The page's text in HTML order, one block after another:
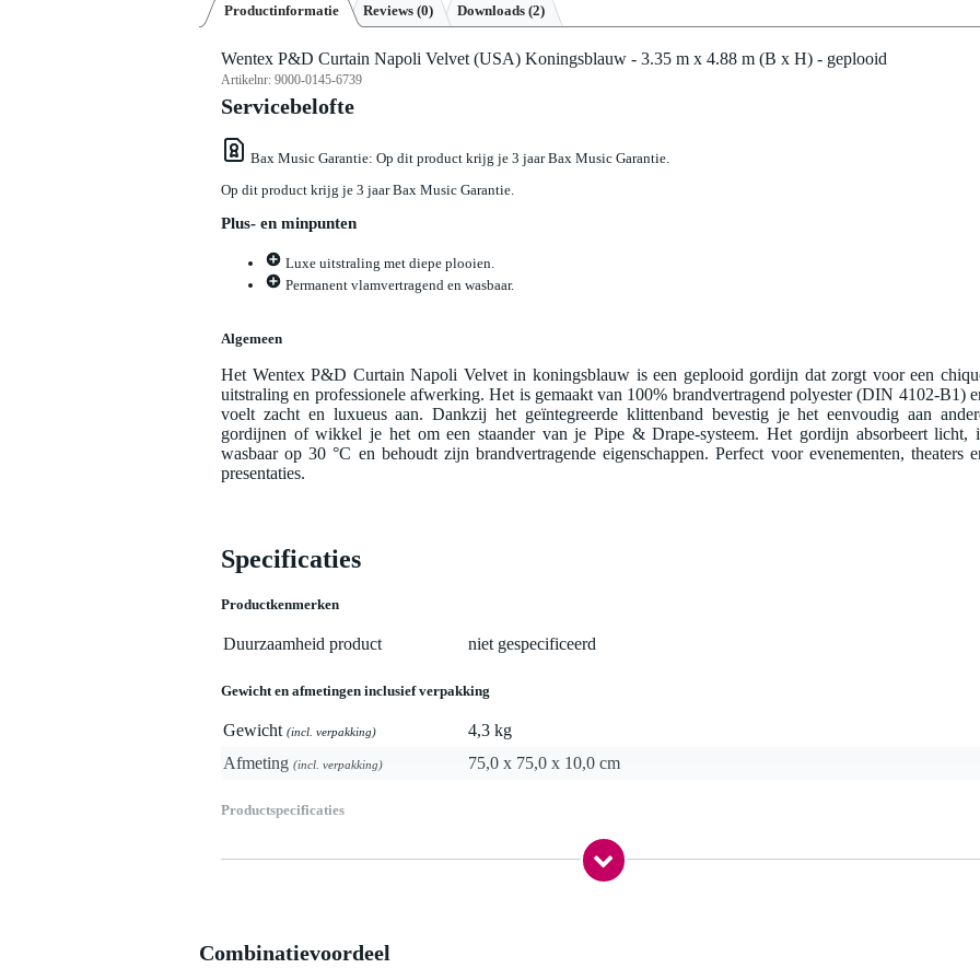
Productinformatie Reviews (0) Downloads (2)
Wentex P&D Curtain Napoli Velvet (USA) Koningsblauw - 3.35 m x 4.88 m (B x H) - geplooid
Artikelnr: 9000-0145-6739
Servicebelofte
Bax Music Garantie: Op dit product krijg je 3 jaar Bax Music Garantie.
Op dit product krijg je 3 jaar Bax Music Garantie.
Plus- en minpunten
Luxe uitstraling met diepe plooien.
Permanent vlamvertragend en wasbaar.
Algemeen
Het Wentex P&D Curtain Napoli Velvet in koningsblauw is een geplooid gordijn dat zorgt voor een
uitstraling en professionele afwerking. Het is gemaakt van 100% brandvertragend polyester (DIN 4102-B1)
voelt zacht en luxueus aan. Dankzij het geïntegreerde klittenband bevestig je het eenvoudig aan
gordijnen of wikkel je het om een staander van je Pipe & Drape-systeem. Het gordijn absorbeert licht,
wasbaar op 30 °C en behoudt zijn brandvertragende eigenschappen. Perfect voor evenementen, theaters
presentaties.
Specificaties
Productkenmerken
Duurzaamheid product niet gespecificeerd
Gewicht en afmetingen inclusief verpakking
Gewicht (incl. verpakking)
4,3 kg
Afmeting (incl. verpakking) 75,0 x 75,0 x 10,0 cm
Productspecificaties
producttype: fluwelen gordijn voor pipe & drape-systeem
model: Napoli Velvet
artikelnummer: 97163
Combinatievoordeel